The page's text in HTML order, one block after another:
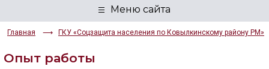
Главная ГКУ «Соцзащита населения по Ковылкинскому району РМ»
ЦВЕТОВАЯ СХЕМА
Aa Aa Aa
Опыт работы